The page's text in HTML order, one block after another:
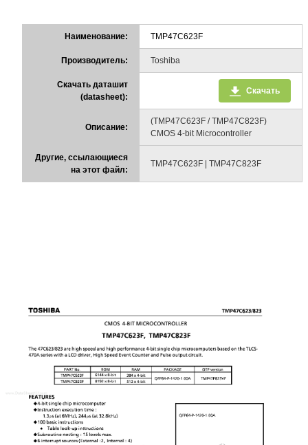
Наименование: TMP47C623F
Производитель: Toshiba
Скачать даташит
(datasheet):
Скачать
Описание:
(TMP47C623F / TMP47C823F)
CMOS 4-bit Microcontroller
Другие, ссылающиеся
на этот файл:
TMP47C623F | TMP47C823F